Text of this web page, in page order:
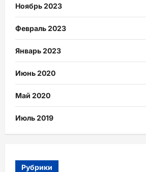
Ноябрь 2023
Февраль 2023
Январь 2023
Июнь 2020
Май 2020
Июль 2019
Рубрики